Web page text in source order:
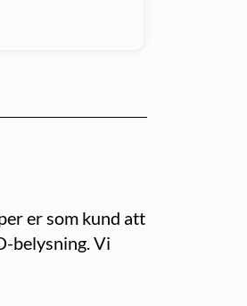
er som kund att
belysning. Vi